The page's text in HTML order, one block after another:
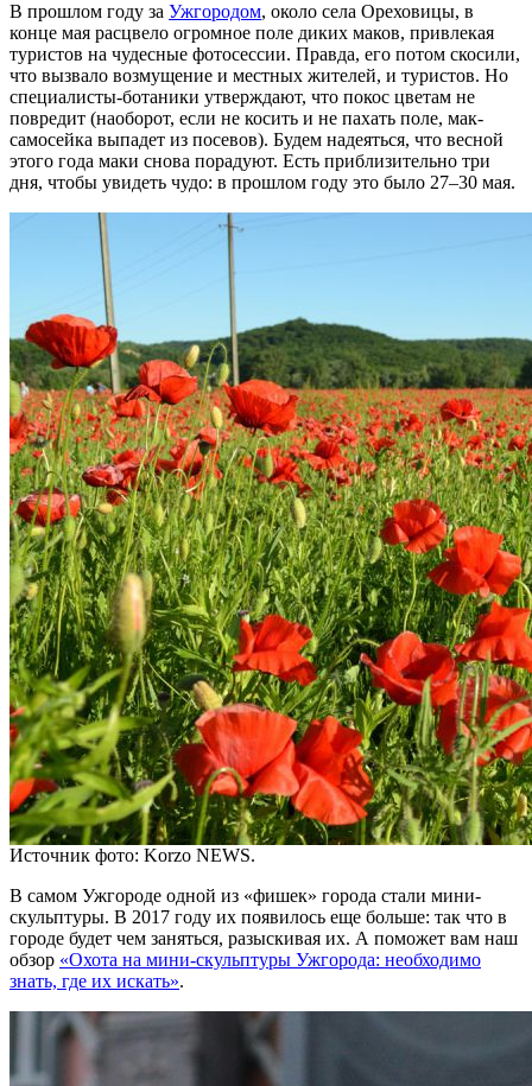
В прошлом году за Ужгородом, около села Ореховицы, в
конце мая расцвело огромное поле диких маков, привлекая
туристов на чудесные фотосессии. Правда, его потом скосили,
что вызвало возмущение и местных жителей, и туристов. Но
специалисты-ботаники утверждают, что покос цветам не
повредит (наоборот, если не косить и не пахать поле, мак-
самосейка выпадет из посевов). Будем надеяться, что весной
этого года маки снова порадуют. Есть приблизительно три
дня, чтобы увидеть чудо: в прошлом году это было 27–30 мая.
Источник фото: Korzo NEWS.
В самом Ужгороде одной из «фишек» города стали мини-
скульптуры. В 2017 году их появилось еще больше: так что в
городе будет чем заняться, разыскивая их. А поможет вам наш
обзор «Охота на мини-скульптуры Ужгорода: необходимо
знать, где их искать».